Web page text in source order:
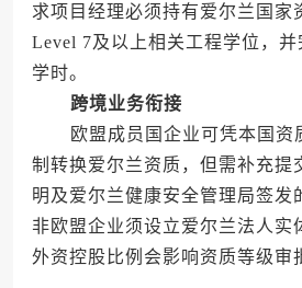
求项目经理必须持有爱尔兰国家
Level 7及以上相关工程学位，
学时。
跨境业务衔接
欧盟成员国企业可凭本国资
制转换爱尔兰资质，但需补充提
明及爱尔兰健康安全管理局签发
非欧盟企业须设立爱尔兰法人实
外资控股比例会影响资质等级审